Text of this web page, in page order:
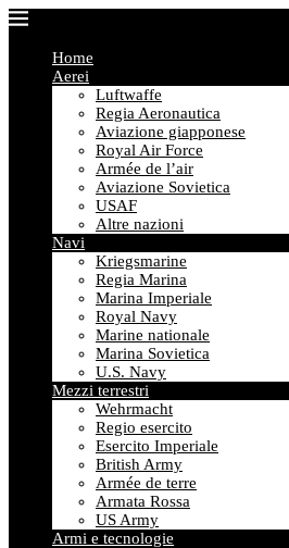
Home
Aerei
Luftwaffe
Regia Aeronautica
Aviazione giapponese
Royal Air Force
Armée de l’air
Aviazione Sovietica
USAF
Altre nazioni
Navi
Kriegsmarine
Regia Marina
Marina Imperiale
Royal Navy
Marine nationale
Marina Sovietica
U.S. Navy
Mezzi terrestri
Wehrmacht
Regio esercito
Esercito Imperiale
British Army
Armée de terre
Armata Rossa
US Army
Armi e tecnologie